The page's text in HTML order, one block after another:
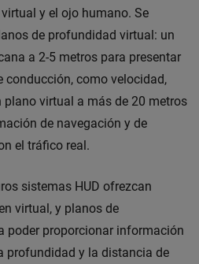
y el ojo humano. Se
de profundidad virtual: un
a 2-5 metros para presentar
conducción, como velocidad,
plano virtual a más de 20 metros
de navegación y de
el tráfico real.
sistemas HUD ofrezcan
virtual, y planos de
poder proporcionar información
profundidad y la distancia de